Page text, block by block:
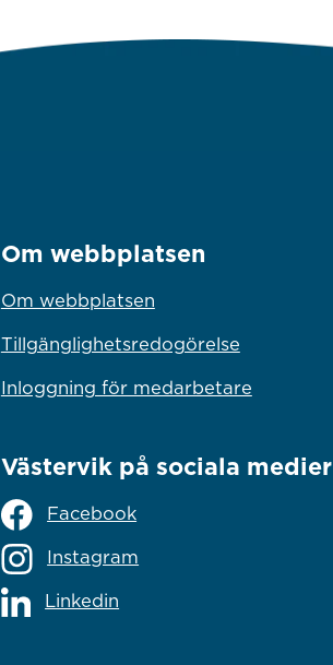
Om webbplatsen
Om webbplatsen
Tillgänglighetsredogörelse
Inloggning för medarbetare
Västervik på sociala medier
Facebook
Instagram
Linkedin